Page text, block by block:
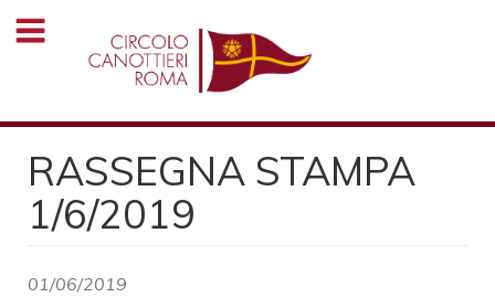
Salta
RASSEGNA STAMPA
1/6/2019
01/06/2019